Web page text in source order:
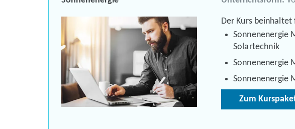
Der Kurs
Sonnenenergie
Solartechnik
Sonnenenergie
Sonnenenergie
Zum